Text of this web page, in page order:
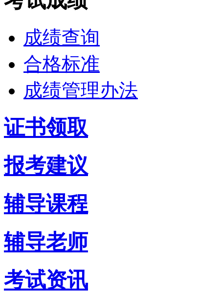
成绩查询
合格标准
成绩管理办法
证书领取
报考建议
辅导课程
辅导老师
考试资讯